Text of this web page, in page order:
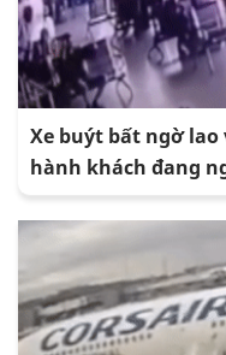
Xe buýt bất ngờ lao
hành khách đang